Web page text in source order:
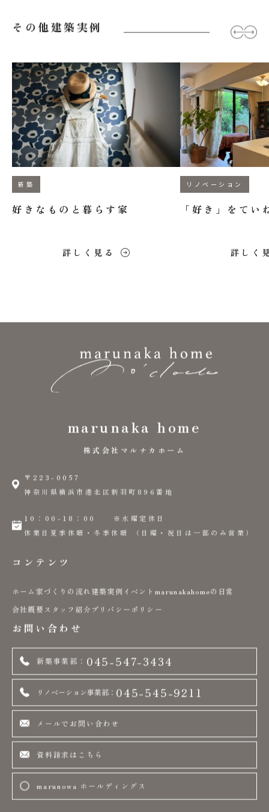
その他建築実例
新築
好きなものと暮らす家
詳しく見る
リノベーション
「好き」をて
詳しく
marunaka home
株式会社マルナカホーム
〒223-0057
神奈川県横浜市港北区新羽町896番地
10：00-18：00 ※水曜定休日
休業日夏季休暇・冬季休暇 （日曜・祝日は一部のみ営業）
コンテンツ
ホーム 家づくりの流れ建築実例 イベント marunakahomeの日常
会社概要 スタッフ紹介 プリバシーポリシー
お問い合わせ
新築事業部： 045-547-3434
リノベーション事業部： 045-545-9211
メールでお問い合わせ
資料請求はこちら
marunowa ホールディングス